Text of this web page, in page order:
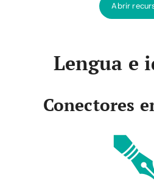
Abrir
Lengua e
Conectores